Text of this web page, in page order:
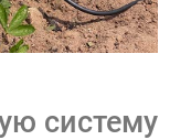
систему